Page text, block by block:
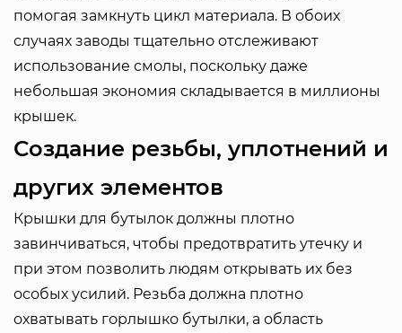
помогая замкнуть цикл материала. В обоих
случаях заводы тщательно отслеживают
использование смолы, поскольку даже
небольшая экономия складывается в миллионы
крышек.
Создание резьбы, уплотнений и
других элементов
Крышки для бутылок должны плотно
завинчиваться, чтобы предотвратить утечку и
при этом позволить людям открывать их без
особых усилий. Резьба должна плотно
охватывать горлышко бутылки, а область